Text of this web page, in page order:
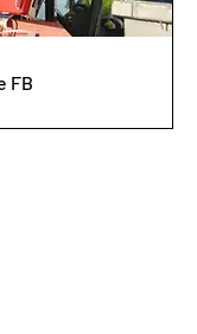
FB